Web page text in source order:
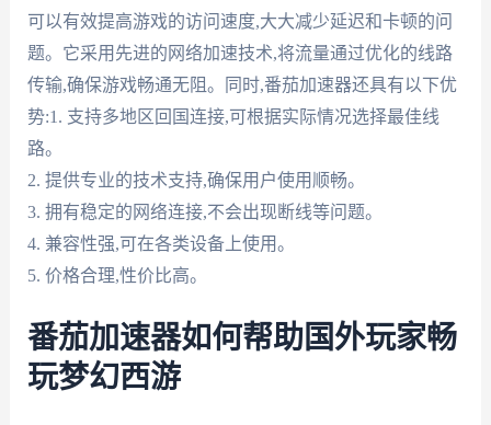
可以有效提高游戏的访问速度,大大减少延迟和卡顿的问
题。它采用先进的网络加速技术,将流量通过优化的线路
传输,确保游戏畅通无阻。同时,番茄加速器还具有以下优
势:1. 支持多地区回国连接,可根据实际情况选择最佳线
路。
2. 提供专业的技术支持,确保用户使用顺畅。
3. 拥有稳定的网络连接,不会出现断线等问题。
4. 兼容性强,可在各类设备上使用。
5. 价格合理,性价比高。
番茄加速器如何帮助国外玩家畅
玩梦幻西游